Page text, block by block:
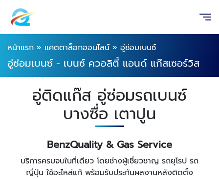
หน้าแรก » แคตตาล็อกออนไลน์ » อู่ซ่อมเบนซ์
อู่ซ่อมเบนซ์ - เบนซ์ ควอลิตี้ แอนด์ แก๊สเซอร์วิส
อู่ติดแก๊ส อู่ซ่อมรถเบนซ์
บางซื่อ เตาปูน
BenzQuality & Gas Service
บริการครบจบในที่เดียว โดยช่างผู้เชี่ยวชาญ รถยุโรป รถ
ญี่ปุ่น ใช้อะไหล่แท้ พร้อมรับประกันผลงานหลังติดตั้ง